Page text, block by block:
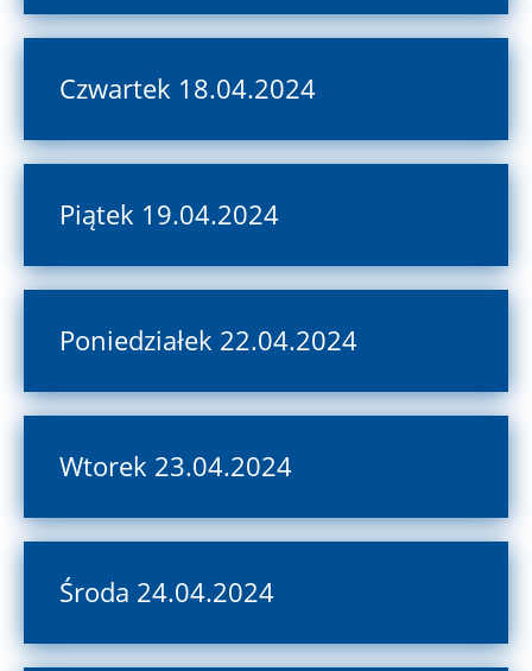
Czwartek 18.04.2024
Piątek 19.04.2024
Poniedziałek 22.04.2024
Wtorek 23.04.2024
Środa 24.04.2024